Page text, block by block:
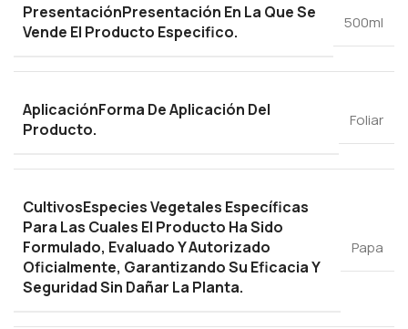
PresentaciónPresentación En La Que Se
Vende El Producto Especifico.
500ml
AplicaciónForma De Aplicación Del
Producto.
Foliar
CultivosEspecies Vegetales Específicas
Para Las Cuales El Producto Ha Sido
Formulado, Evaluado Y Autorizado
Oficialmente, Garantizando Su Eficacia Y
Seguridad Sin Dañar La Planta.
Papa